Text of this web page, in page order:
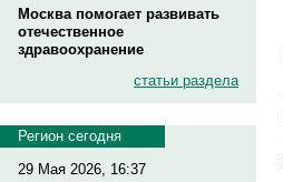
Москва помогает развивать
отечественное
здравоохранение
статьи раздела
Регион сегодня
29 Мая 2026, 16:37